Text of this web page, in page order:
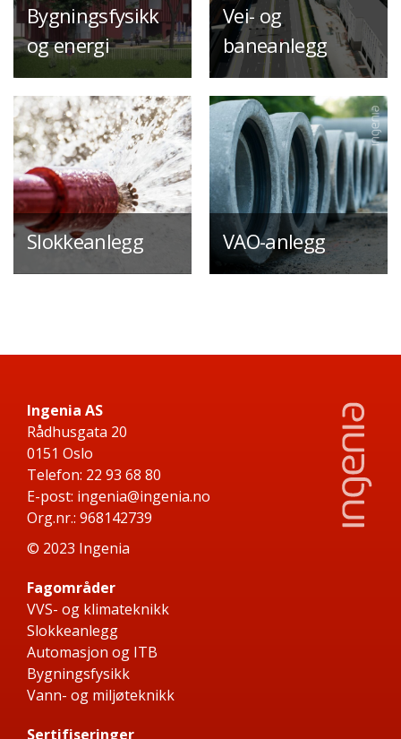
Bygningsfysikk
og energi
Vei- og
baneanlegg
Slokkeanlegg VAO-anlegg
Ingenia AS
Rådhusgata 20
0151 Oslo
Telefon: 22 93 68 80
E-post: ingenia@ingenia.no
Org.nr.: 968142739
© 2023 Ingenia
Fagområder
VVS- og klimateknikk
Slokkeanlegg
Automasjon og ITB
Bygningsfysikk
Vann- og miljøteknikk
Sertifiseringer